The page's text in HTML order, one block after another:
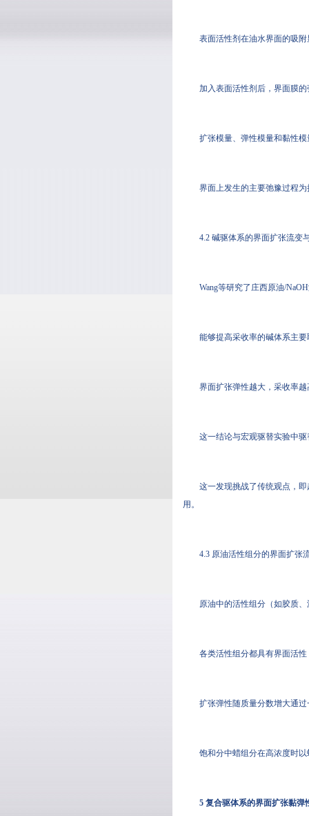
表面活性剂在油水界面的吸
加入表面活性剂后，界面膜
扩张模量、弹性模量和黏性
界面上发生的主要弛豫过程
4.2 碱驱体系的界面扩张流变
Wang等研究了庄西原油/
能够提高采收率的碱体系主
界面扩张弹性越大，采收率
这一结论与宏观驱替实验中
这一发现挑战了传统观点，
用。
4.3 原油活性组分的界面扩张
原油中的活性组分（如胶质
各类活性组分都具有界面活
扩张弹性随质量分数增大通
饱和分中蜡组分在高浓度时
5 复合驱体系的界面扩张黏弹